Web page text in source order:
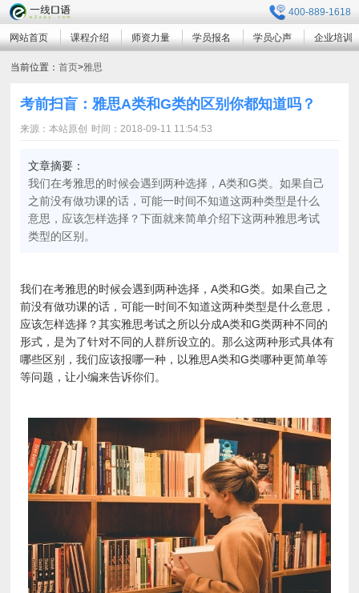
400-889-1618
网站首页 课程介绍 师资力量 学员报名 学员心声 企业培训
当前位置：首页>雅思
考前扫盲：雅思A类和G类的区别你都知道吗？
来源：本站原创 时间：2018-09-11 11:54:53
文章摘要：
我们在考雅思的时候会遇到两种选择，A类和G类。如果自己
之前没有做功课的话，可能一时间不知道这两种类型是什么
意思，应该怎样选择？下面就来简单介绍下这两种雅思考试
类型的区别。
我们在考雅思的时候会遇到两种选择，A类和G类。如果自己之
前没有做功课的话，可能一时间不知道这两种类型是什么意思，
应该怎样选择？其实雅思考试之所以分成A类和G类两种不同的
形式，是为了针对不同的人群所设立的。那么这两种形式具体有
哪些区别，我们应该报哪一种，以雅思A类和G类哪种更简单等
等问题，让小编来告诉你们。